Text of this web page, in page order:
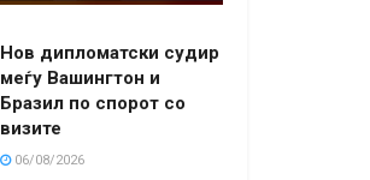
Нов дипломатски судир
меѓу Вашингтон и
Бразил по спорот со
визите
06/08/2026